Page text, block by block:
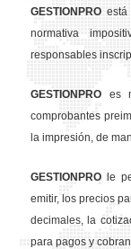
GESTION PRO
normativa
responsables
GESTION PRO es
comprobantes
la impresión, de
GESTION PRO le
emitir, los precios
decimales, la
para pagos y